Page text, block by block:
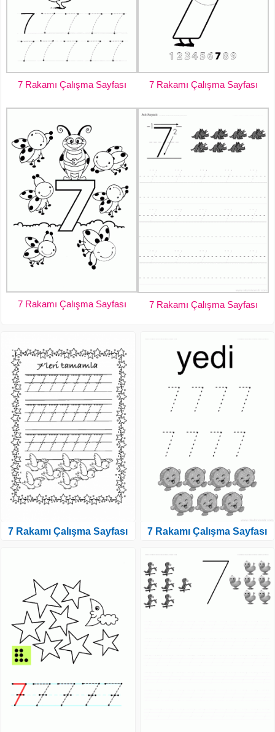
7 Rakamı Çalışma Sayfası 7 Rakamı Çalışma Sayfası
7 Rakamı Çalışma Sayfası 7 Rakamı Çalışma Sayfası
7 Rakamı Çalışma Sayfası 7 Rakamı Çalışma Sayfası